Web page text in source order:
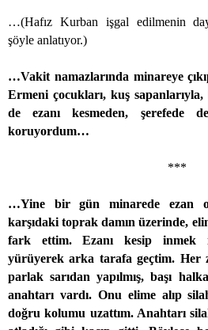
…(Hafız Kurban işgal edilmenin
şöyle anlatıyor.)
…Vakit namazlarında minareye
Ermeni çocukları, kuş
de ezanı kesmeden, şerefede
koruyordum…
***
…Yine bir gün minarede ezan
karşıdaki toprak damın üzerinde,
fark ettim. Ezanı kesip inmek
yürüyerek arka tarafa geçtim. Her
parlak sarıdan yapılmış, başı
anahtarı vardı. Onu elime alıp
doğru kolumu uzattım. Anahtarı